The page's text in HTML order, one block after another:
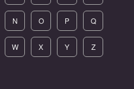
N O P Q
W X Y Z